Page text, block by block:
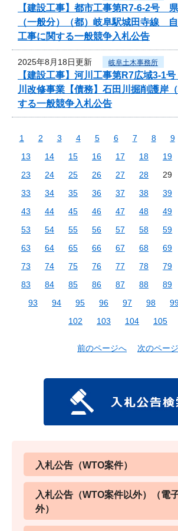
【建設工事】都市工事第R7-6-2号
（一般分）（都）岐阜駅城田寺線
工事に関する一般競争入札公告
2025年8月18日更新 岐阜土木事務所
【建設工事】河川工事第R7広域3-
川改修事業【債務】石田川掘削護岸
する一般競争入札公告
1 2 3 4 5 6 7 8 9
13
14 15 16 17 18 19
23
24 25 26 27 28 29
33
34 35 36 37 38 39
43
44 45 46 47 48 49
53
54 55 56 57 58 59
63
64 65 66 67 68 69
73
74 75 76 77 78 79
83
84 85 86 87 88 89
93
94 95 96 97 98
102
103 104 105
前のページへ 次のペー
入札公告（WTO案件）
入札公告（WTO案件以外）（電
外）